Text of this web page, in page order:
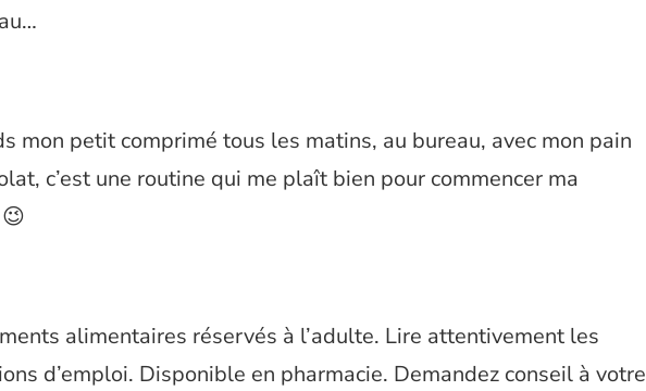
mon petit comprimé tous les matins, au bureau, avec mon pain
c’est une routine qui me plaît bien pour commencer ma
alimentaires réservés à l’adulte. Lire attentivement les
d’emploi. Disponible en pharmacie. Demandez conseil à votre